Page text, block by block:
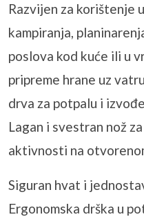
Razvijen za korištenje
kampiranja,
poslova kod kuće ili u
pripreme hrane uz
drva za potpalu i
Lagan i svestran nož
aktivnosti na
Siguran hvat i
Ergonomska drška u